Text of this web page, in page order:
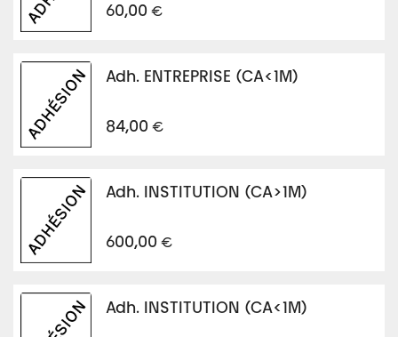
60,00 €
Adh. ENTREPRISE (CA<1M)
84,00 €
Adh. INSTITUTION (CA>1M)
600,00 €
Adh. INSTITUTION (CA<1M)